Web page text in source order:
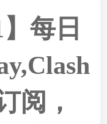
】每日
阅，